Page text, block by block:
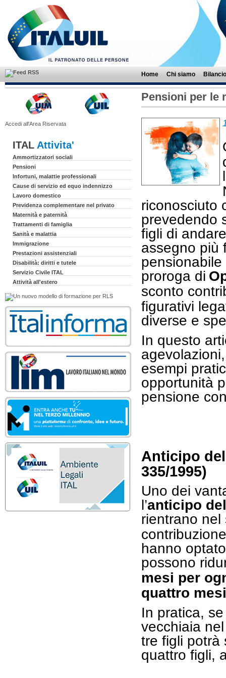
Home Chi siamo
Accedi all'Area Riservata
ITAL Attivita'
Ammortizzatori sociali
Pensioni
Infortuni, malattie professionali
Cause di servizio ed equo indennizzo
Lavoro domestico
Previdenza complementare nel privato
Maternità e paternità
Trattamenti di famiglia
Sanità e malattia
Immigrazione
Prestazioni assistenziali
Disabilità: diritti e tutele
Servizio Civile ITAL
Attività all'estero
Pensioni per le
riconosciuto
prevedendo
figli di
assegno più
proroga di
sconto
figurativi
diverse e
In questo
esempi
opportunità
pensione
Anticipo
335/1995)
Uno dei
l’anticipo
rientrano nel
hanno
possono
mesi per
quattro mesi
In pratica,
vecchiaia
tre figli potrà
quattro figli,